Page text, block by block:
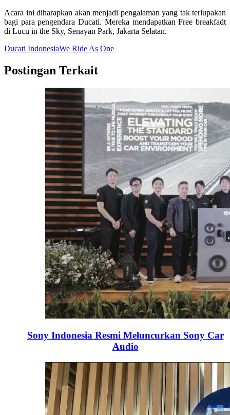
Acara ini diharapkan akan menjadi pengalaman yang tak terlupakan
bagi para pengendara Ducati. Mereka mendapatkan Free breakfadt
di Lucu in the Sky, Senayan Park, Jakarta Selatan.
Ducati IndonesiaWe Ride As One
Postingan Terkait
Sony Indonesia Resmi Meluncurkan Sony Car
Audio